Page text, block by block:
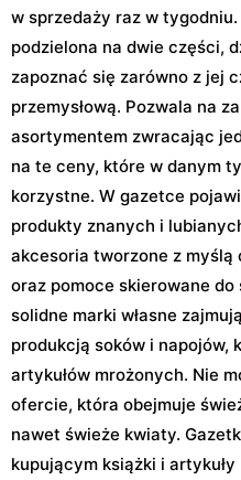
w sprzedaży raz w
podzielona na dwie części,
zapoznać się zarówno z jej
przemysłową. Pozwala na
asortymentem zwracając
na te ceny, które w danym
korzystne. W gazetce
produkty znanych i
akcesoria tworzone z myślą
oraz pomoce skierowane
solidne marki własne
produkcją soków i napojów,
artykułów mrożonych. Nie
ofercie, która obejmuje
nawet świeże kwiaty.
kupującym książki i